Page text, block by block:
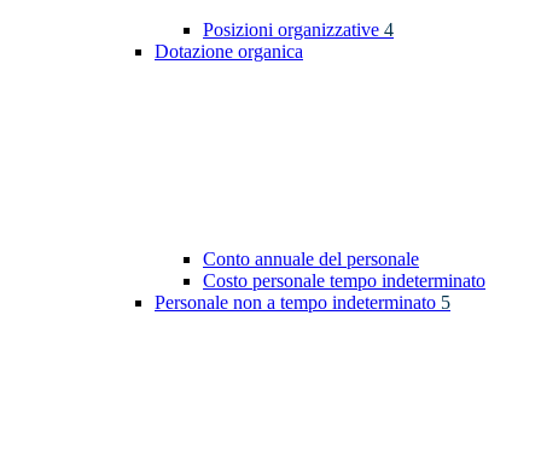
Posizioni organizzative 4
Dotazione organica
Conto annuale del personale
Costo personale tempo indeterminato
Personale non a tempo indeterminato 5